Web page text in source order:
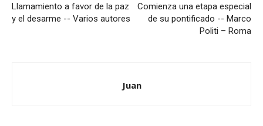
Llamamiento a favor de la paz
y el desarme -- Varios autores
Comienza una etapa especial
de su pontificado -- Marco
Politi – Roma
Juan